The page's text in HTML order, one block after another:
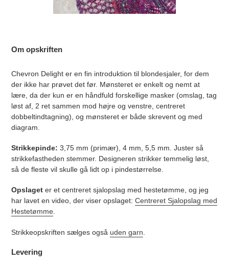
Om opskriften
Chevron Delight er en fin introduktion til blondesjaler, for dem
der ikke har prøvet det før. Mønsteret er enkelt og nemt at
lære, da der kun er en håndfuld forskellige masker (omslag, tag
løst af, 2 ret sammen mod højre og venstre, centreret
dobbeltindtagning), og mønsteret er både skrevent og med
diagram.
Strikkepinde: 3,75 mm (primær), 4 mm, 5,5 mm. Juster så
strikkefastheden stemmer. Designeren strikker temmelig løst,
så de fleste vil skulle gå lidt op i pindestørrelse.
Opslaget er et centreret sjalopslag med hestetømme, og jeg
har lavet en video, der viser opslaget: Centreret Sjalopslag med
Hestetømme.
Strikkeopskriften sælges også uden garn
Levering